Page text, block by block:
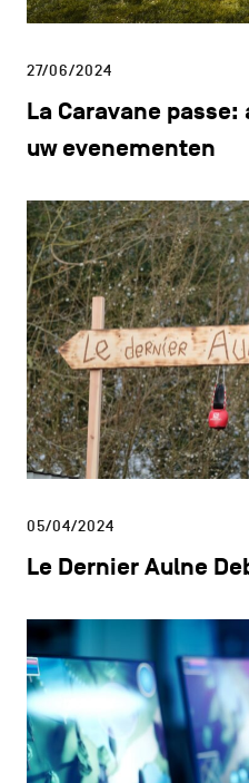
27/06/2024
La Caravane
uw evenementen
05/04/2024
Le Dernier Aulne